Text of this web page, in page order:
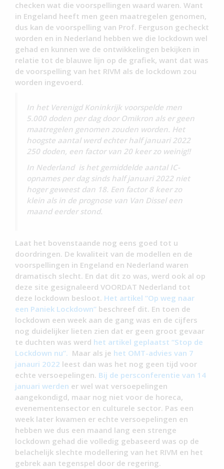
checken wat die voorspellingen waard waren. Want
in Engeland heeft men geen maatregelen genomen,
dus kan de voorspelling van Prof. Ferguson gecheckt
worden en in Nederland hebben we die lockdown wel
gehad en kunnen we de ontwikkelingen bekijken in
relatie tot de blauwe lijn op de grafiek, want dat was
de voorspelling van het RIVM als de lockdown zou
worden ingevoerd.
In het Verenigd Koninkrijk voorspelde men
5.000 doden per dag door Omikron als er geen
maatregelen genomen zouden worden. Het
hoogste aantal werd echter half januari 2022
250 doden, een factor van 20 keer zo weinig!!
In Nederland is het gemiddelde aantal IC-
opnames per dag sinds half januari 2022 niet
hoger geweest dan 18. Een factor 8 keer zo
klein als in de prognose van Van Dissel een
maand eerder stond.
Laat het bovenstaande nog eens goed tot u
doordringen. De kwaliteit van de modellen en de
voorspellingen in Engeland en Nederland waren
dramatisch slecht. En dat dit zo was, werd ook al op
deze site gesignaleerd VOORDAT Nederland tot
deze lockdown besloot. Het artikel “Op weg naar
een Paniek Lockdown” beschreef dit. En toen de
lockdown een week aan de gang was en de cijfers
nog duidelijker lieten zien dat er geen groot gevaar
te duchten was werd het artikel geplaatst “Stop de
Lockdown nu”. Maar als je het OMT-advies van 7
janauri 2022 leest dan was het nog geen tijd voor
echte versoepelingen. Bij de persconferentie van 14
januari werden er wel wat versoepelingen
aangekondigd, maar nog niet voor de horeca,
evenementensector en culturele sector. Pas een
week later kwamen er echte versoepelingen en
hebben we dus een maand lang een strenge
lockdown gehad die volledig gebaseerd was op de
belachelijk slechte modellering van het RIVM en het
gebrek aan tegenspel door de regering.